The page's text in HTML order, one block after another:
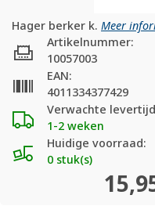
Hager berker k. Meer
Verwachte
1-2 weken
Huidige voorraad:
0 stuk(s)
Artikelnummer:
10057003
EAN:
4011334377429